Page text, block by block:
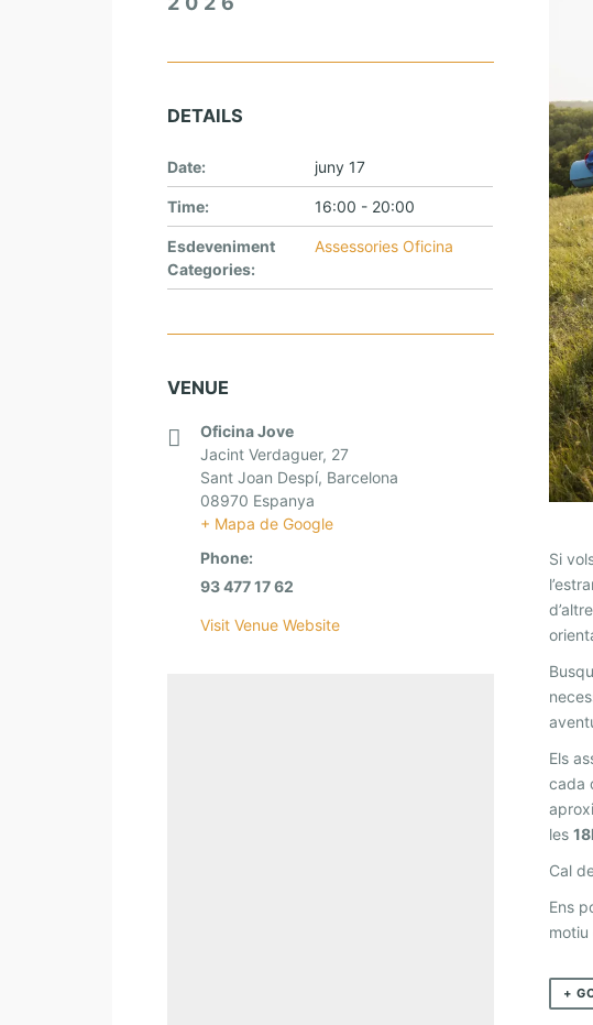
O
R
I
A
D
E
M
O
B
I
L
I
T
A
T
I
N
T
E
N
A
C
I
O
N
A
L
Si
Els
cada
les
Cal
Ens
+
DETAILS
Date: juny 17
Time: 16:00 - 20:00
Esdeveniment
Categories:
Assessories Oficina
VENUE
Oficina Jove
Jacint Verdaguer, 27
Sant Joan Despí, Barcelona
08970 Espanya
+ Mapa de Google
Phone:
93 477 17 62
Visit Venue Website